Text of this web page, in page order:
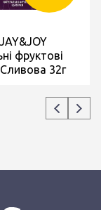
фруктові
32г